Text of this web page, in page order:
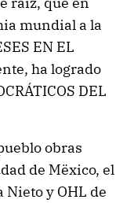
mundial a la
EN EL
ha logrado
DEL
obras
de Mëxico, el
y OHL de